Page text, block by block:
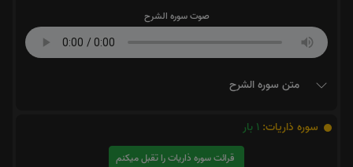
صوت سوره الشرح
متن سوره الشرح
سوره ذاریات: 1 بار
قرائت سوره ذاریات را تقبل میکنم